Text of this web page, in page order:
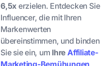
6,5x erzielen. Entdecken Sie
Influencer, die mit Ihren
Markenwerten
übereinstimmen, und binden
Sie sie ein, um Ihre Affiliate-
Marketing-Bemühungen